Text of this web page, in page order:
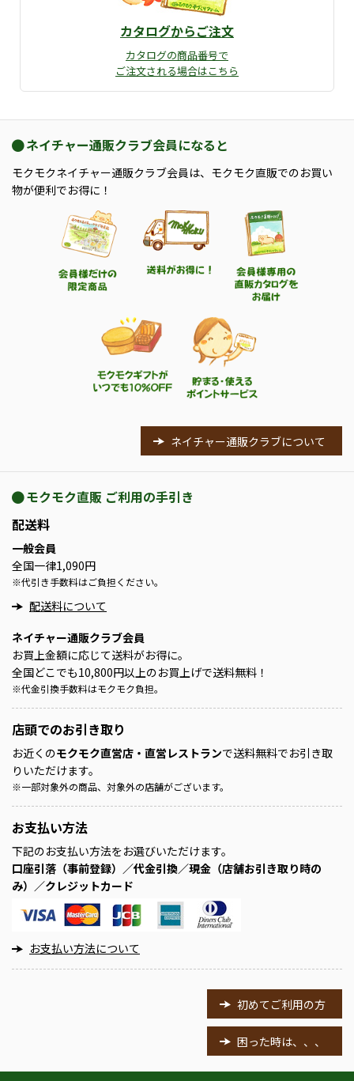
カタログからご注文
カタログの商品番号で
ご注文される場合はこちら
ネイチャー通販クラブ会員になると
モクモクネイチャー通販クラブ会員は、モクモク直販でのお買い
物が便利でお得に！
ネイチャー通販クラブについて
モクモク直販 ご利用の手引き
配送料
一般会員
全国一律1,090円
※代引き手数料はご負担ください。
配送料について
ネイチャー通販クラブ会員
お買上金額に応じて送料がお得に。
全国どこでも10,800円以上のお買上げで送料無料！
※代金引換手数料はモクモク負担。
店頭でのお引き取り
お近くのモクモク直営店・直営レストランで送料無料でお引き取
りいただけます。
※一部対象外の商品、対象外の店舗がございます。
お支払い方法
下記のお支払い方法をお選びいただけます。
口座引落（事前登録）／代金引換／現金（店舗お引き取り時の
み）／クレジットカード
お支払い方法について
初めてご利用の方
困った時は、、、